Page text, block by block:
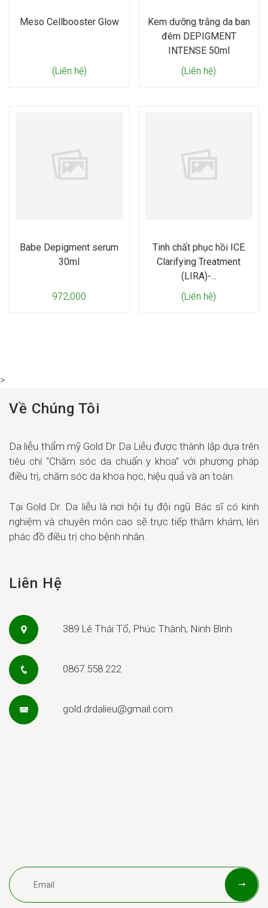
Meso Cellbooster Glow
(Liên hệ)
Kem dưỡng trắng da ban
đêm DEPIGMENT
INTENSE 50ml
(Liên hệ)
Babe Depigment serum
30ml
972,000
Tinh chất phục hồi ICE
Clarifying Treatment
(LIRA)-...
(Liên hệ)
>
Về Chúng Tôi
Da liễu thẩm mỹ Gold Dr Da Liễu được thành lập dựa trên
tiêu chí “Chăm sóc da chuẩn y khoa” với phương pháp
điều trị, chăm sóc da khoa học, hiệu quả và an toàn.
Tại Gold Dr. Da liễu là nơi hội tụ đội ngũ Bác sĩ có kinh
nghiệm và chuyên môn cao sẽ trực tiếp thăm khám, lên
phác đồ điều trị cho bệnh nhân.
Liên Hệ
389 Lê Thái Tổ, Phúc Thành, Ninh Bình
0867.558.222
gold.drdalieu@gmail.com